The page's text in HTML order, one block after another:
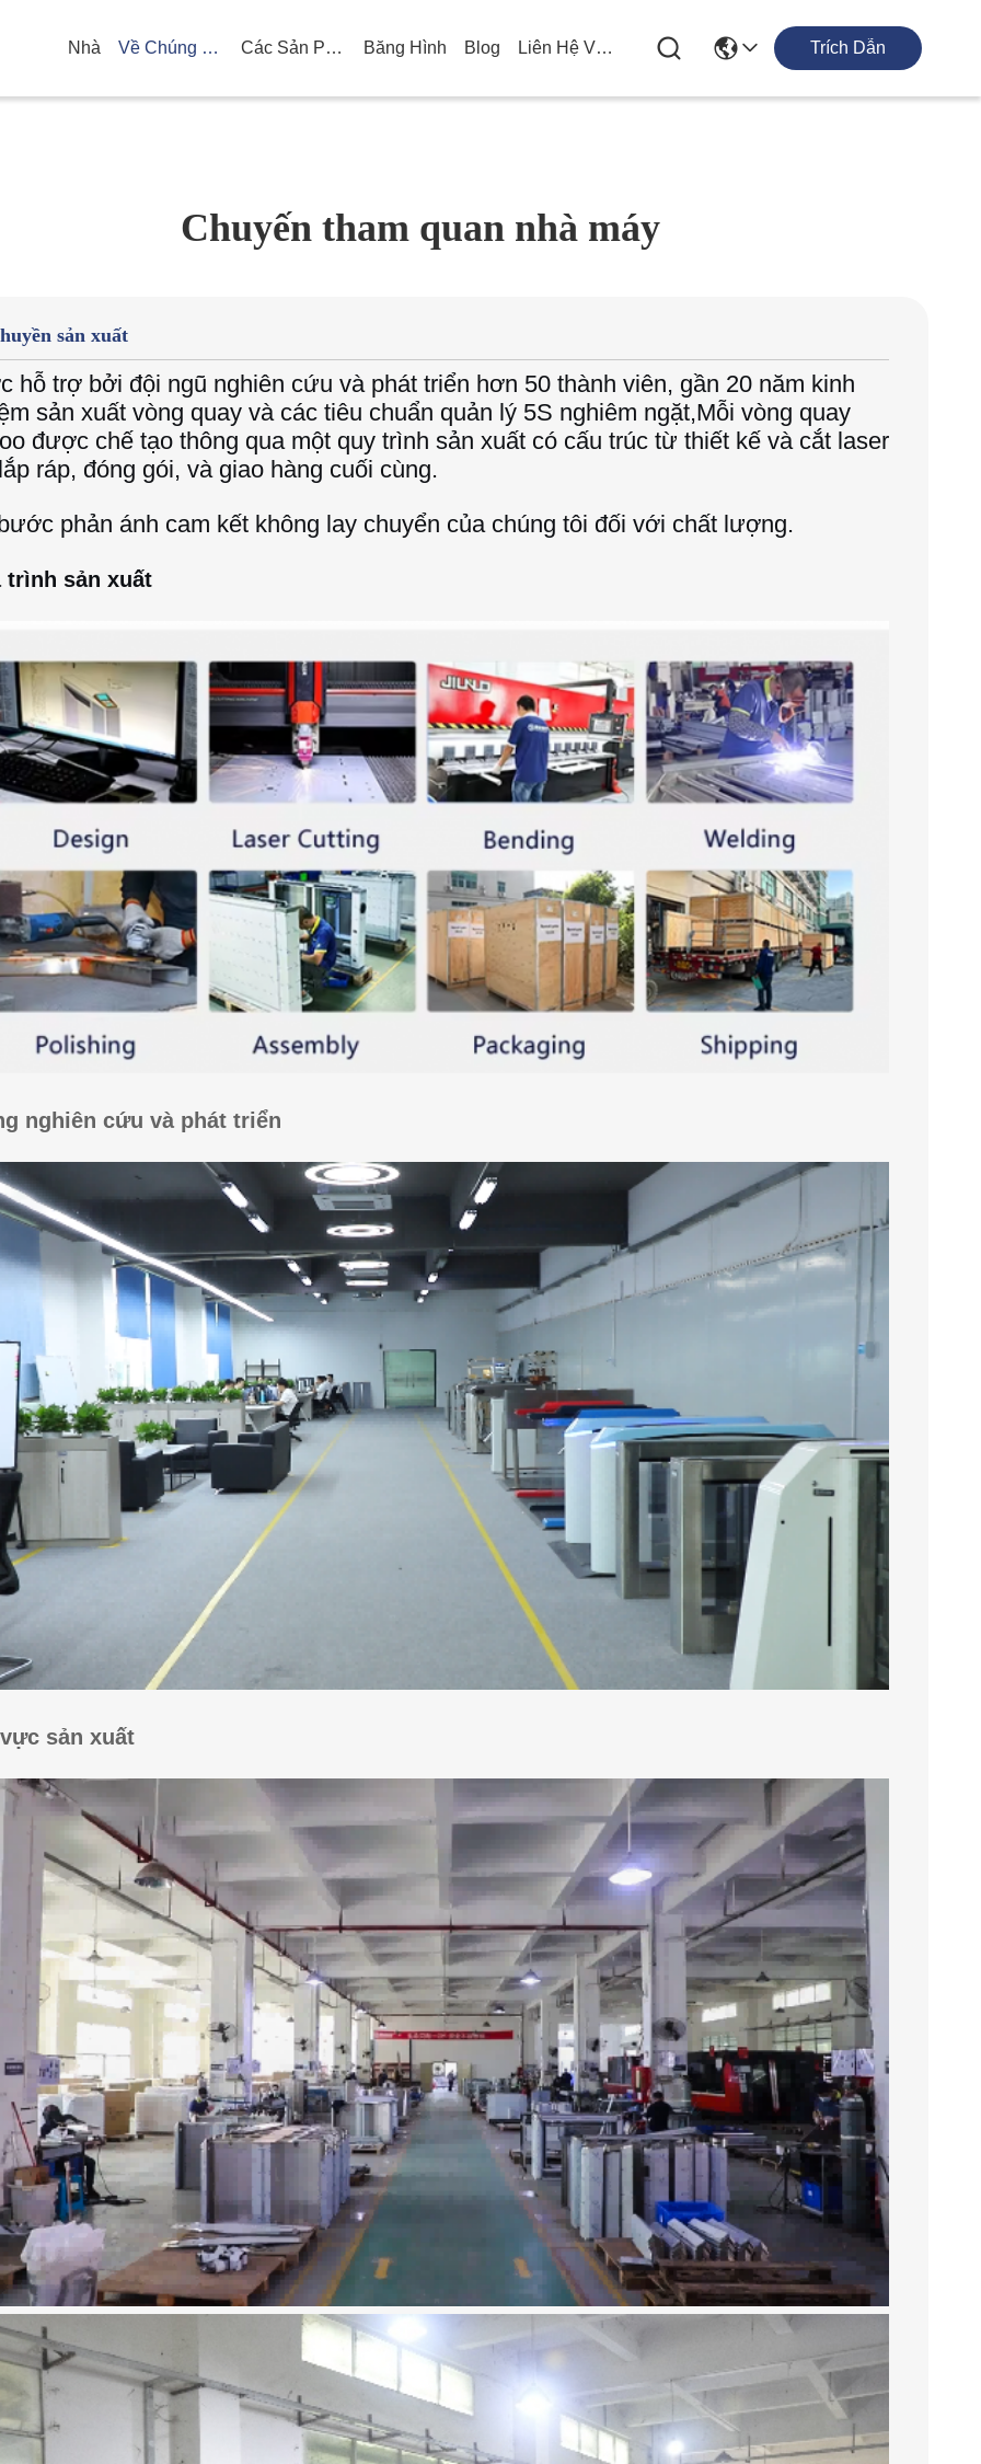
Nhà Về Chúng Tôi Các Sản Phẩm Băng Hình Blog Liên Hệ Với Chúng Tôi Trích Dẫn
Chuyến tham quan nhà máy
sản xuất
hỗ trợ bởi đội ngũ nghiên cứu và phát triển hơn 50 thành viên, gần 20 năm kinh
sản xuất vòng quay và các tiêu chuẩn quản lý 5S nghiêm ngặt,Mỗi vòng quay
được chế tạo thông qua một quy trình sản xuất có cấu trúc từ thiết kế và cắt laser
ráp, đóng gói, và giao hàng cuối cùng.
phản ánh cam kết không lay chuyển của chúng tôi đối với chất lượng.
trình sản xuất
nghiên cứu và phát triển
sản xuất